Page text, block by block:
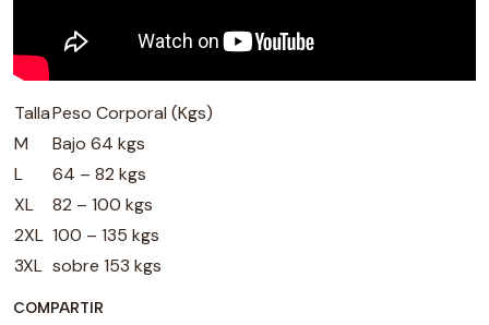
TallaPeso Corporal (Kgs)
M
Bajo 64 kgs
L
64 – 82 kgs
XL
82 – 100 kgs
2XL 100 – 135 kgs
3XL sobre 153 kgs
COMPARTIR